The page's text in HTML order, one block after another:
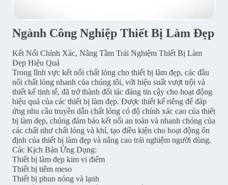
Ngành Công Nghiệp Thiết Bị Làm Đẹp
Kết Nối Chính Xác, Nâng Tầm Trải Nghiệm Thiết Bị Làm
Đẹp Hiệu Quả
Trong lĩnh vực kết nối chất lỏng cho thiết bị làm đẹp, các đầu
nối chất lỏng nhanh của chúng tôi, với hiệu suất vượt trội và
thiết kế tinh tế, đã trở thành đối tác đáng tin cậy cho hoạt động
hiệu quả của các thiết bị làm đẹp. Được thiết kế riêng để đáp
ứng nhu cầu truyền dẫn chất lỏng có độ chính xác cao của thiết
bị làm đẹp, chúng đảm bảo kết nối an toàn và nhanh chóng của
các chất như chất lỏng và khí, tạo điều kiện cho hoạt động ổn
định của thiết bị làm đẹp và nâng cao trải nghiệm người dùng.
Các Kịch Bản Ứng Dụng:
Thiết bị làm đẹp kim vi điểm
Thiết bị tiêm meso
Thiết bị phun nóng và lạnh